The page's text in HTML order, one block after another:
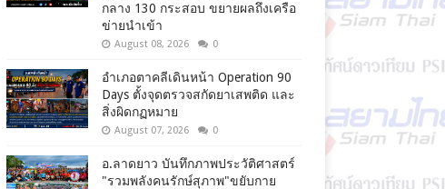
กลาง 130 กระสอบ ขยายผลถึงเครือ
ข่ายนำเข้า
August 08, 2026 0
อำเภอตาคลีเดินหน้า Operation 90
Days ตั้งจุดตรวจสกัดยาเสพติด และ
สิ่งผิดกฏหมาย
August 07, 2026 0
อ.ลาดยาว บันทึกภาพประวัติศาสตร์
"รวมพลังคนรักษ์สุภาพ"ขยับกาย